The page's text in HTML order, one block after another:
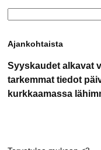
Ajankohtaista
Syyskaudet alkavat
tarkemmat tiedot
kurkkaamassa